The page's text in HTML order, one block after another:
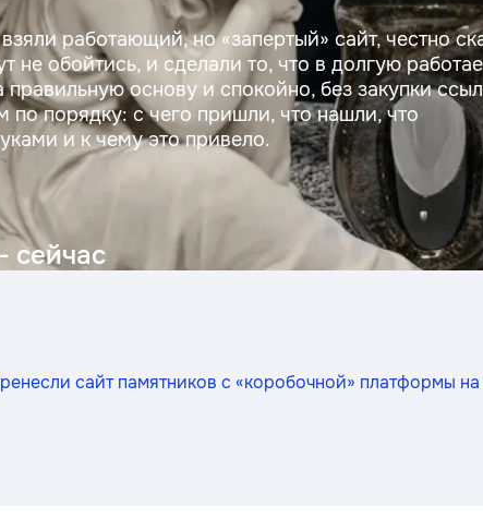
работающий, но «запертый» сайт, честно
не обойтись, и сделали то, что в долгую
основу и спокойно, без закупки
по порядку: с чего пришли, что нашли, что
и к чему это привело.
сейчас
сайт памятников с «коробочной» платформы